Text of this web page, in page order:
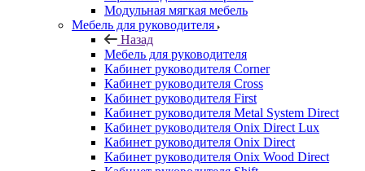
Модульная мягкая мебель
Мебель для руководителя
Назад
Мебель для руководителя
Кабинет руководителя Corner
Кабинет руководителя Cross
Кабинет руководителя First
Кабинет руководителя Metal System Direct
Кабинет руководителя Onix Direct Lux
Кабинет руководителя Onix Direct
Кабинет руководителя Onix Wood Direct